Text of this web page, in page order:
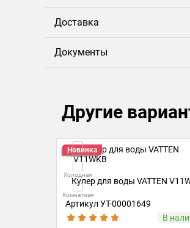
Доставка
Документы
Другие
Новинка
Горячая
Холодная
Комнатная
Кулер для воды VATTEN
Артикул УТ-00001649
В